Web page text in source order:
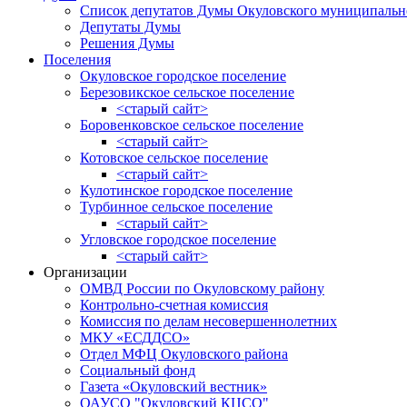
Список депутатов Думы Окуловского
Депутаты Думы
Решения Думы
Поселения
Окуловское городское поселение
Березовикское сельское поселение
<старый сайт>
Боровенковское сельское поселение
<старый сайт>
Котовское сельское поселение
<старый сайт>
Кулотинское городское поселение
Турбинное сельское поселение
<старый сайт>
Угловское городское поселение
<старый сайт>
Организации
ОМВД России по Окуловскому району
Контрольно-счетная комиссия
Комиссия по делам несовершеннолетних
МКУ «ЕСДДСО»
Отдел МФЦ Окуловского района
Социальный фонд
Газета «Окуловский вестник»
ОАУСО "Окуловский КЦСО"